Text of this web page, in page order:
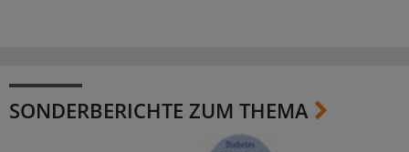
SONDERBERICHTE ZUM THEMA